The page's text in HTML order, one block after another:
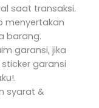
saat transaksi.
menyertakan
barang.
garansi, jika
garansi
syarat &